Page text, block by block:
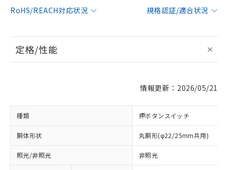
RoHS/REACH対応状況
規格認証/適合状況
定格/性能
情報更新：2026/05/21
種類 押ボタンスイッチ
胴体形状 丸胴形(φ22/25mm共用)
照光/非照光 非照光